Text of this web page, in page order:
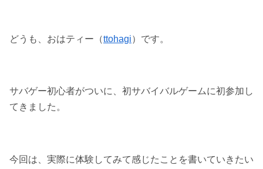
どうも、おはティー（ttohagi）です。
サバゲー初心者がついに、初サバイバルゲームに初参加し
てきました。
今回は、実際に体験してみて感じたことを書いていきたい